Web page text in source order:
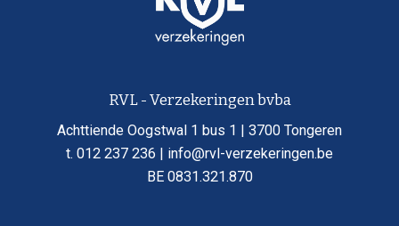
RVL - Verzekeringen bvba
Achttiende Oogstwal 1 bus 1 | 3700 Tongeren
t. 012 237 236 | info@rvl-verzekeringen.be
BE 0831.321.870